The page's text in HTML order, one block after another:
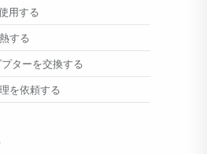
用する
する
ターを交換する
を依頼する